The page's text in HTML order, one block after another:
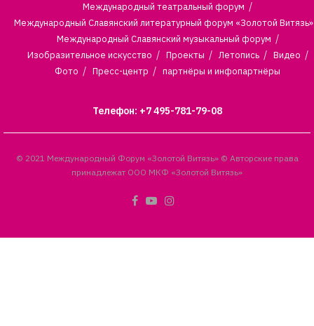
Международный театральный форум
Международный Славянский литературный форум «Золотой Витязь»
Международный Славянский музыкальный форум
Изобразительное искусство
Проекты Летопись
Видео
Фото
Пресс-центр партнёры и инфопартнёры
Телефон: +7 495-781-79-08
© 2021 Международный Форум «Золотой Витязь» © Авторские права
принадлежат ООО МКФ «Золотой Витязь»